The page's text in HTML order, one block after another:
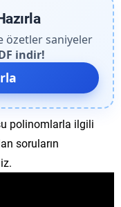
özetler saniyeler
indir!
polinomlarla ilgili
soruların